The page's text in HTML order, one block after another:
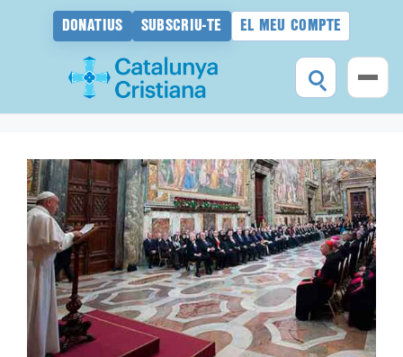
DONATIUS SUBSCRIU-TE EL MEU COMPTE
contingut